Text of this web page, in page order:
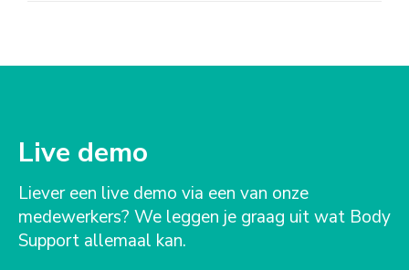
Live demo
Liever een live demo via een van onze
medewerkers? We leggen je graag uit wat Body
Support allemaal kan.